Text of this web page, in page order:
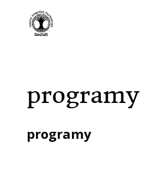
programy
programy